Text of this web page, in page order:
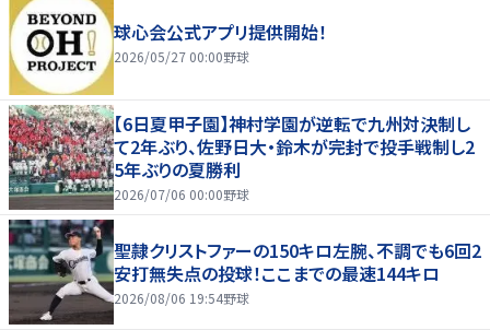
球心会公式アプリ提供開始！
2026/05/27 00:00野球
【6日夏甲子園】神村学園が逆転で九州対決制し
て2年ぶり、佐野日大・鈴木が完封で投手戦制し2
5年ぶりの夏勝利
2026/07/06 00:00野球
聖隷クリストファーの150キロ左腕、不調でも6回2
安打無失点の投球！ここまでの最速144キロ
2026/08/06 19:54野球